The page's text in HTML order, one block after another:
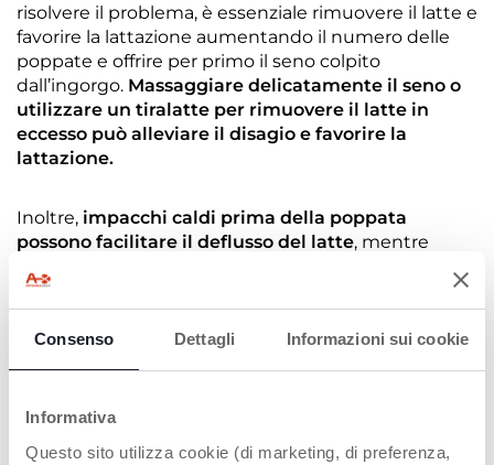
Consenso Dettagli Informazioni sui cookie
Informativa
Questo sito utilizza cookie (di marketing, di preferenza,
risolvere il problema, è essenziale rimuovere il latte e
favorire la lattazione aumentando il numero delle
poppate e offrire per primo il seno colpito
dall’ingorgo. Massaggiare delicatamente il seno o
utilizzare un tiralatte per rimuovere il latte in
eccesso può alleviare il disagio e favorire la
lattazione.
Inoltre, impacchi caldi prima della poppata
possono facilitare il deflusso del latte, mentre
ridurre il gonfiore
l’ingorgo mammario dalla normale sensazione di
pienezza legata alla montata lattea: nel primo caso, il
allattando frequentemente.